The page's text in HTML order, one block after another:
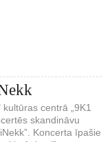
centrā „9K1
skandināvu
Koncerta īpašie